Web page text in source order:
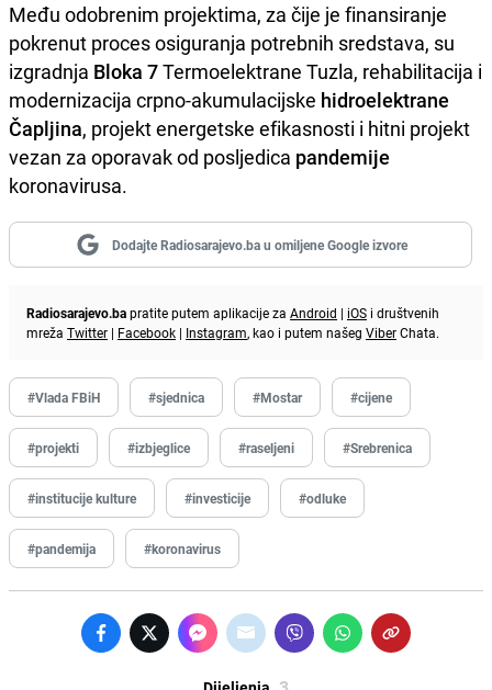
Među odobrenim projektima, za čije je finansiranje
pokrenut proces osiguranja potrebnih sredstava, su
izgradnja Bloka 7Termoelektrane Tuzla, rehabilitacija i
modernizacija crpno-akumulacijske hidroelektrane
Čapljina, projekt energetske efikasnosti i hitni projekt
vezan za oporavak od posljedica pandemije
koronavirusa.
Dodajte Radiosarajevo.ba u omiljene Google izvore
Radiosarajevo.bapratite putem aplikacije za Android | iOS i društvenih
mreža Twitter | Facebook | Instagram, kao i putem našeg ViberChata.
#Vlada FBiH #sjednica #Mostar #cijene
#projekti #izbjeglice #raseljeni #Srebrenica
#institucije kulture #investicije #odluke
#pandemija #koronavirus